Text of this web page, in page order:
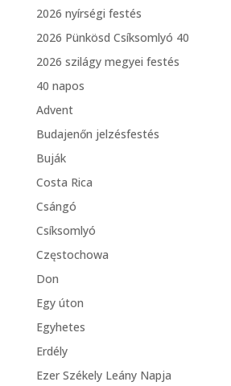
2026 nyírségi festés
2026 Pünkösd Csíksomlyó 40
2026 szilágy megyei festés
40 napos
Advent
Budajenőn jelzésfestés
Buják
Costa Rica
Csángó
Csíksomlyó
Częstochowa
Don
Egy úton
Egyhetes
Erdély
Ezer Székely Leány Napja